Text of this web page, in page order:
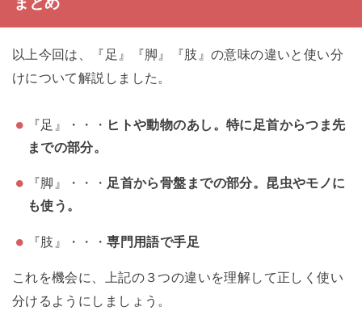
以上今回は、『足』『脚』『肢』の意味の違いと使い分
けについて解説しました。
『足』・・・ ヒトや動物のあし。特に足首からつま先
までの部分。
『脚』・・・ 足首から骨盤までの部分。昆虫やモノに
も使う。
『肢』・・・専門用語で手足
これを機会に、上記の３つの違いを理解して正しく使い
分けるようにしましょう。